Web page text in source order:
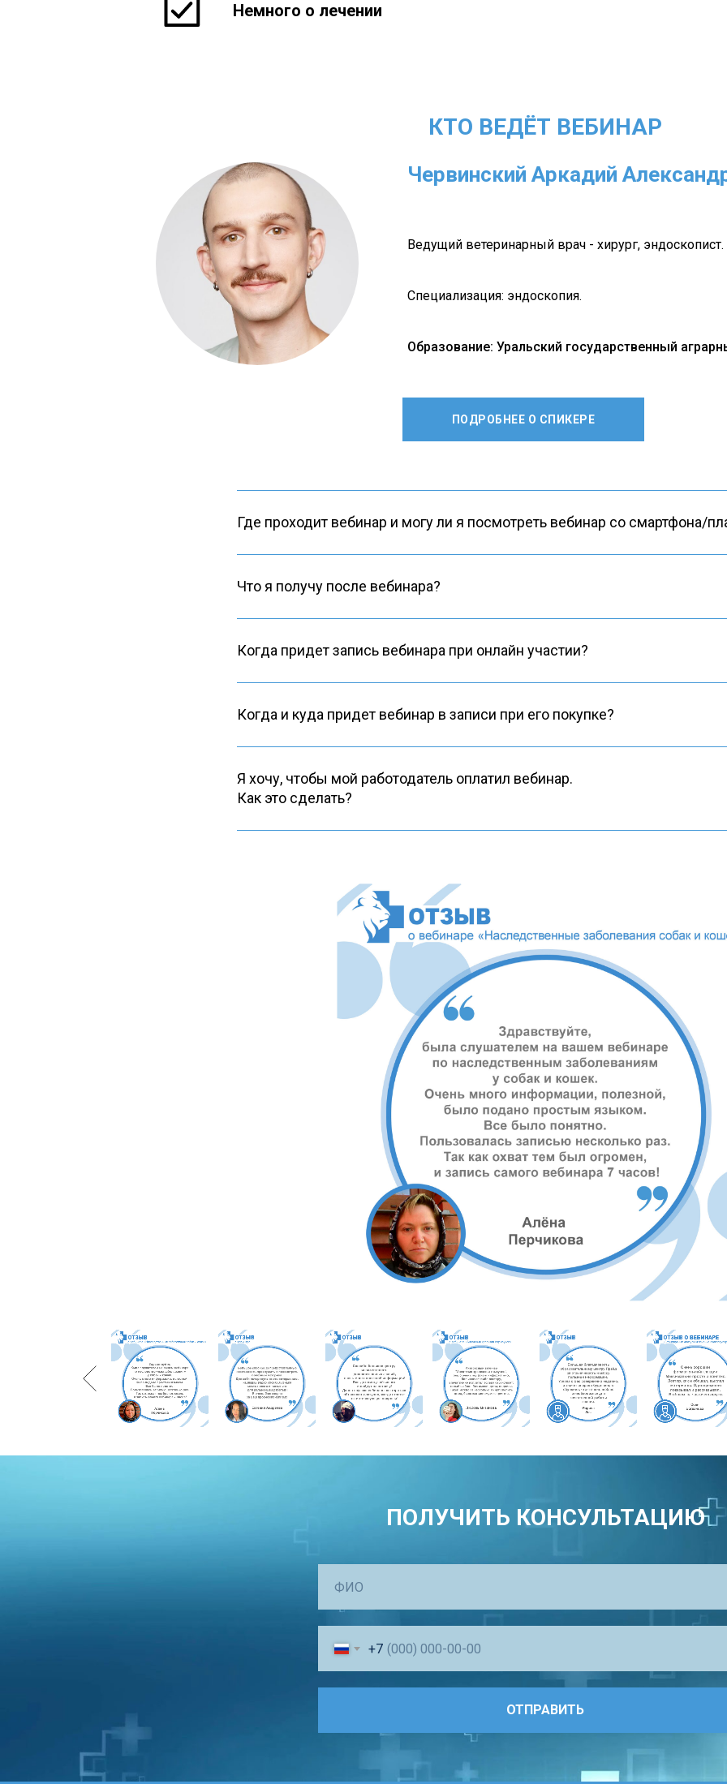
Немного о лечении
КТО ВЕДЁТ ВЕБИНАР
Червинский Аркадий
Ведущий ветеринарный врач - хирург, эндоскопист.
Специализация: эндоскопия.
Образование: Уральский государственный
ПОДРОБНЕЕ О СПИКЕРЕ
Где проходит вебинар и могу ли я посмотреть вебинар со смартфона/
Что я получу после вебинара?
Когда придет запись вебинара при онлайн участии?
Когда и куда придет вебинар в записи при его покупке?
Я хочу, чтобы мой работодатель оплатил вебинар.
Как это сделать?
ПОЛУЧИТЬ КОНСУЛЬТАЦИЮ
+7
ОТПРАВИТЬ